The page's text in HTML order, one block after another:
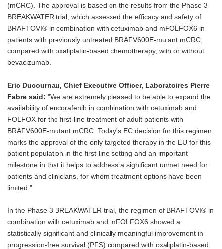
(mCRC). The approval is based on the results from the Phase 3
BREAKWATER trial, which assessed the efficacy and safety of
BRAFTOVI® in combination with cetuximab and mFOLFOX6 in
patients with previously untreated BRAFV600E-mutant mCRC,
compared with oxaliplatin-based chemotherapy, with or without
bevacizumab.
Eric Ducournau, Chief Executive Officer, Laboratoires Pierre
Fabre said: "We are extremely pleased to be able to expand the
availability of encorafenib in combination with cetuximab and
FOLFOX for the first-line treatment of adult patients with
BRAFV600E-mutant mCRC. Today's EC decision for this regimen
marks the approval of the only targeted therapy in the EU for this
patient population in the first-line setting and an important
milestone in that it helps to address a significant unmet need for
patients and clinicians, for whom treatment options have been
limited."
In the Phase 3 BREAKWATER trial, the regimen of BRAFTOVI® in
combination with cetuximab and mFOLFOX6 showed a
statistically significant and clinically meaningful improvement in
progression-free survival (PFS) compared with oxaliplatin-based